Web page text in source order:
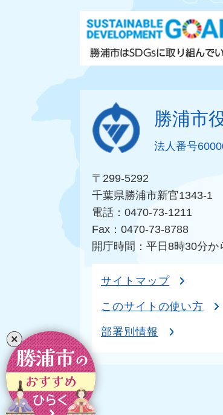
勝浦市
法人番号
〒299-5292
千葉県勝浦市新官1343-1
電話：0470-73-1211
Fax：0470-73-8788
開庁時間：平日8時30分か
サイトマップ
このサイトの使い方
部署別情報